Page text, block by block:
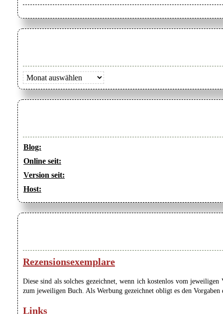
Archiv
Blog:
Online seit:
Version seit:
Host:
Rezensionsexemplare
Diese sind als solches gezeichnet, wenn ich kostenlos vom
zum jeweiligen Buch. Als Werbung gezeichnet obligt es den
Links